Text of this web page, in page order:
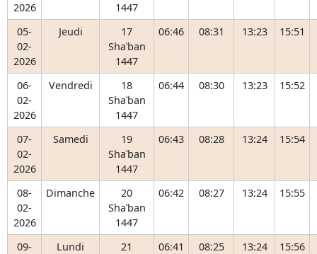
2026
1447
05-
02-
2026
Jeudi
17
Shaʿban
1447
06:46 08:31 13:23 15:51
06-
02-
2026
Vendredi
18
Shaʿban
1447
06:44 08:30 13:23 15:52
07-
02-
2026
Samedi
19
Shaʿban
1447
06:43 08:28 13:24 15:54
08-
02-
2026
Dimanche
20
Shaʿban
1447
06:42 08:27 13:24 15:55
09-
Lundi
21
06:41 08:25 13:24 15:56